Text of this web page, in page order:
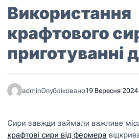
Використання
крафтового
приготуванні
adminОпубліковано19 Вересня 2024
Сири завжди займали важливе
крафтові сири від фермера